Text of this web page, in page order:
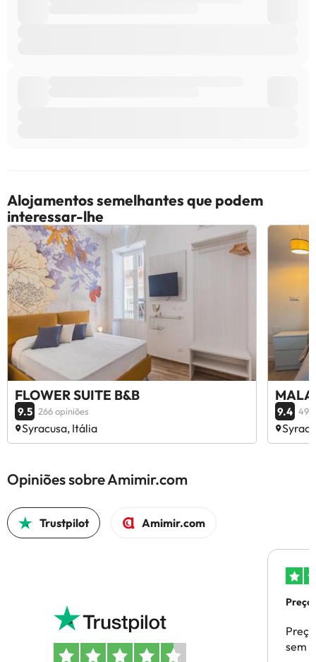
Alojamentos semelhantes que podem
interessar-lhe
FLOWER SUITE B&B
9.5 266 opiniões
Syracusa, Itália
9.4 49
Opiniões sobre Amimir.com
Trustpilot Amimir.com
sem